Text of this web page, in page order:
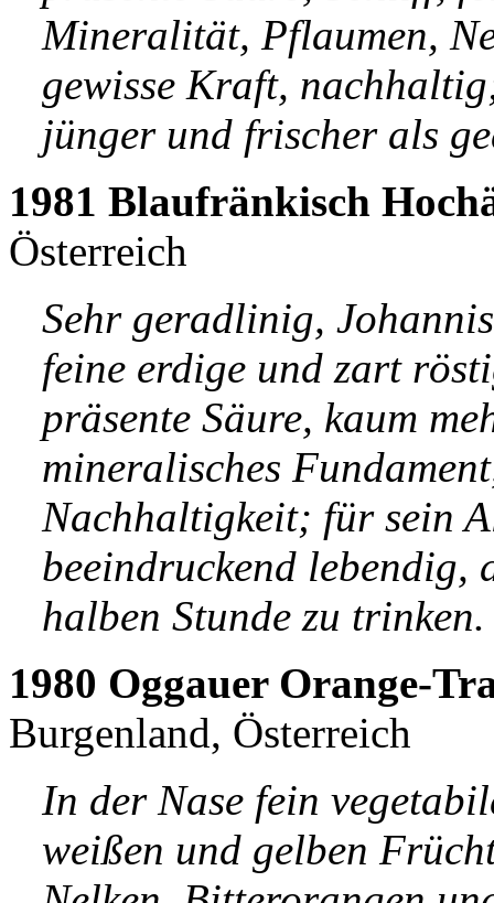
Mineralität, Pflaumen,
gewisse Kraft,
jünger und frischer als
1981 Blaufränkisch
Österreich
Sehr geradlinig,
feine erdige und zart
präsente Säure, kaum
mineralisches
Nachhaltigkeit; für sein
beeindruckend lebendig,
halben Stunde zu trinken.
1980 Oggauer Orange-
Burgenland, Österreich
In der Nase fein
weißen und gelben